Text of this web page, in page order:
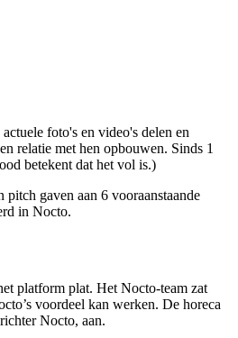
foto's en video's delen en
relatie met hen opbouwen. Sinds 1
betekent dat het vol is.)
gaven aan 6 vooraanstaande
in Nocto.
platform plat. Het Nocto-team zat
voordeel kan werken. De horeca
Nocto, aan.